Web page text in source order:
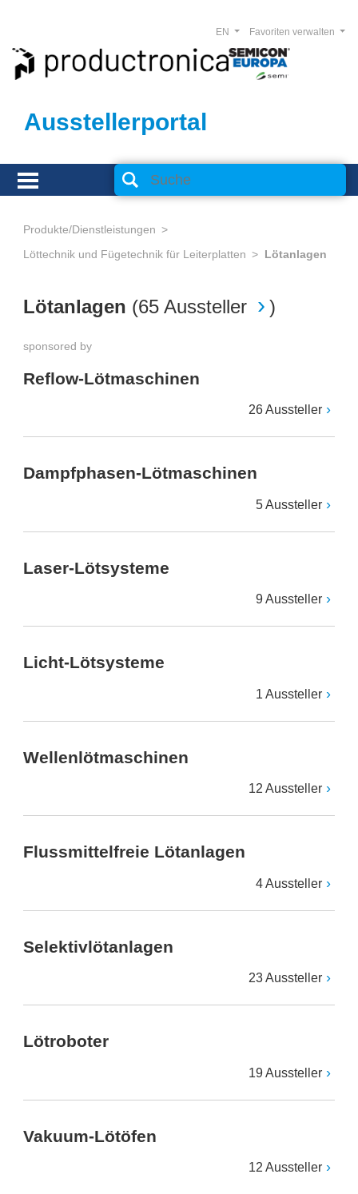
Ausstellerportal
Favoriten verwalten
EN
Produkte/Dienstleistungen
Löttechnik und Fügetechnik für Leiterplatten
Lötanlagen
Lötanlagen (65 Aussteller )
Reflow-Lötmaschinen
26 Aussteller
Dampfphasen-Lötmaschinen
5 Aussteller
Laser-Lötsysteme
9 Aussteller
Licht-Lötsysteme
1 Aussteller
Wellenlötmaschinen
12 Aussteller
Flussmittelfreie Lötanlagen
4 Aussteller
Selektivlötanlagen
23 Aussteller
Lötroboter
19 Aussteller
Vakuum-Lötöfen
12 Aussteller
sponsored by